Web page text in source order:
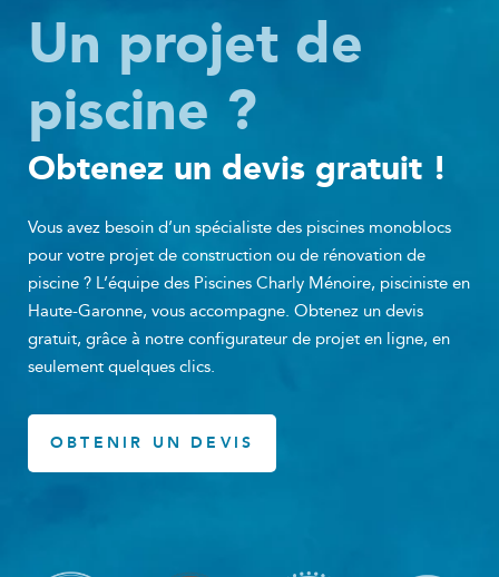
Obtenez un devis gratuit !
Un projet de
piscine ?
Vous avez besoin d’un spécialiste des piscines monoblocs
pour votre projet de construction ou de rénovation de
piscine ? L’équipe des Piscines Charly Ménoire, pisciniste en
Haute-Garonne, vous accompagne. Obtenez un devis
gratuit, grâce à notre configurateur de projet en ligne, en
seulement quelques clics.
OBTENIR UN DEVIS